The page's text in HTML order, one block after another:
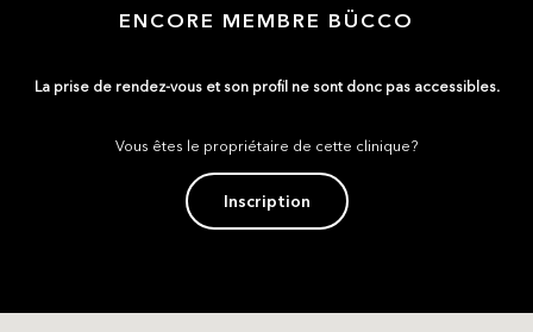
ENCORE MEMBRE BÜCCO
La prise de rendez-vous et son profil ne sont donc pas accessibles.
Vous êtes le propriétaire de cette clinique?
Inscription